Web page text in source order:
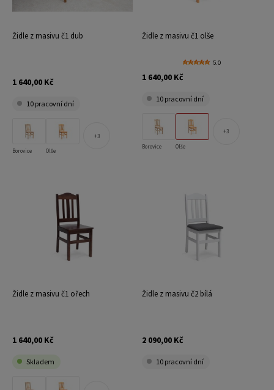
Židle z masivu č1 dub
1 640,00 Kč
10 pracovní dní
Borovice Olše
3
Židle z masivu č1 olše
5.0
1 640,00 Kč
10 pracovní dní
Borovice Olše
3
Židle z masivu č1 ořech
1 640,00 Kč
Skladem
Židle z masivu č2 bílá
2 090,00 Kč
10 pracovní dní